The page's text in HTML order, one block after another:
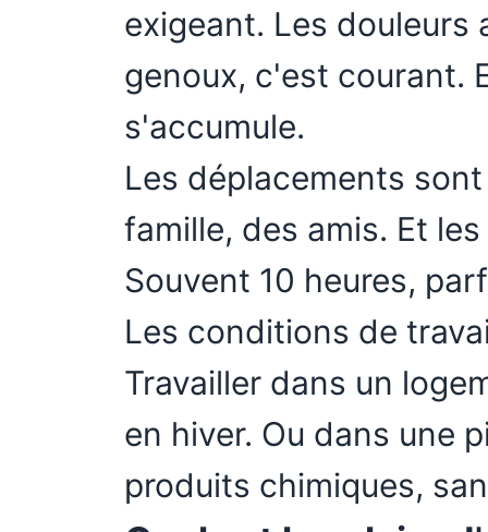
exigeant. Les douleurs
genoux, c'est courant.
s'accumule.
Les déplacements
famille, des amis. Et
Souvent 10 heures,
Les conditions de
Travailler dans un
en hiver. Ou dans une
produits chimiques,